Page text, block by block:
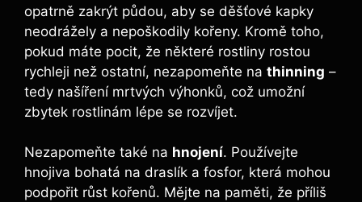
opatrně zakrýt půdou, aby se děšťové kapky
neodrážely a nepoškodily kořeny. Kromě toho,
pokud máte pocit, že některé rostliny rostou
rychleji než ostatní, nezapomeňte na thinning –
tedy našíření mrtvých výhonků, což umožní
zbytek rostlinám lépe se rozvíjet.
Nezapomeňte také na hnojení. Používejte
hnojiva bohatá na draslík a fosfor, která mohou
podpořit růst kořenů. Mějte na paměti, že příliš